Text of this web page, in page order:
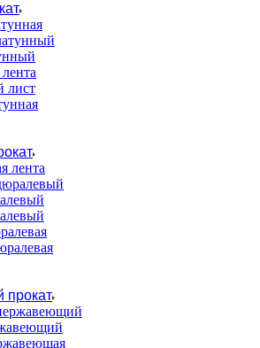
лист
лента